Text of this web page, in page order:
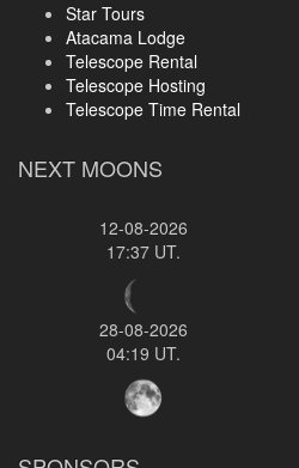
Star Tours
Atacama Lodge
Telescope Rental
Telescope Hosting
Telescope Time Rental
NEXT MOONS
12-08-2026
17:37 UT.
28-08-2026
04:19 UT.